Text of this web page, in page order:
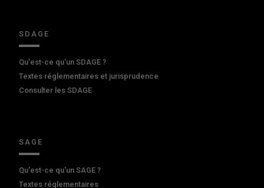
SDAGE
Qu'est-ce qu'un SDAGE ?
Textes réglementaires et jurisprudence
Consulter les SDAGE
SAGE
Qu'est-ce qu'un SAGE ?
Textes réglementaires